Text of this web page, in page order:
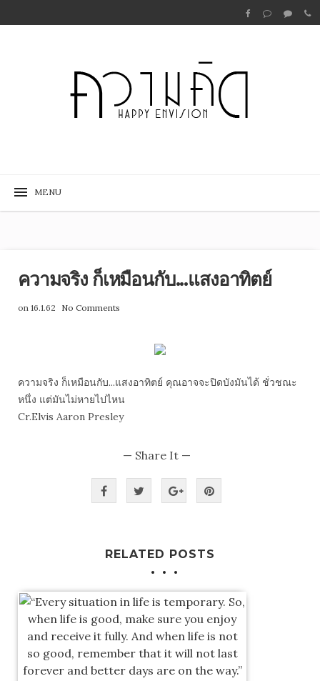
ความจริง ก็เหมือนกับ...แสงอาทิตย์
on 16.1.62 No Comments
ความจริง ก็เหมือนกับ...แสงอาทิตย์ คุณอาจจะปิดบังมันได้ ชั่วชณะ
หนึ่ง แต่มันไม่หายไปไหน
Cr.Elvis Aaron Presley
— Share It —
RELATED POSTS